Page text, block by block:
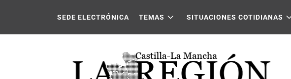
de Castilla-La Mancha
SEDE ELECTRÓNICA TEMAS SITUACIONES COTIDIANAS